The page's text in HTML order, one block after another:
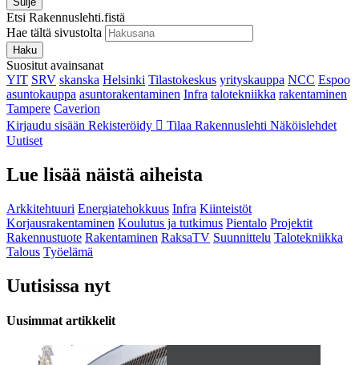
Etsi Rakennuslehti.fistä
Hae tältä sivustolta
Haku
Suositut avainsanat
YIT SRV skanska Helsinki Tilastokeskus yrityskauppa NCC Espoo
asuntokauppa asuntorakentaminen Infra talotekniikka rakentaminen
Tampere Caverion
Kirjaudu sisään Rekisteröidy Tilaa Rakennuslehti Näköislehdet
Uutiset
Lue lisää näistä aiheista
Arkkitehtuuri Energiatehokkuus Infra Kiinteistöt
Korjausrakentaminen Koulutus ja tutkimus Pientalo Projektit
Rakennustuote Rakentaminen RaksaTV Suunnittelu Talotekniikka
Talous Työelämä
Uutisissa nyt
Uusimmat artikkelit